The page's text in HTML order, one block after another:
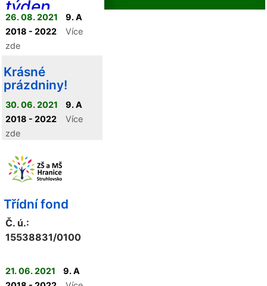
týden...
26. 08. 2021
9. A
2018 - 2022
Více
zde
Krásné
prázdniny!
30. 06. 2021
9. A
2018 - 2022
Více
zde
Třídní fond
Č. ú.:
15538831/0100
21. 06. 2021
9. A